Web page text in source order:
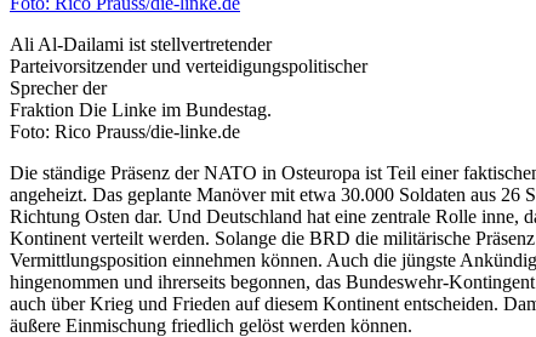
Ali Al-Dailami ist stellvertretender
Parteivorsitzender und verteidigungspolitischer
Sprecher der
Fraktion Die Linke im Bundestag.
Foto: Rico Prauss/die-linke.de
Die ständige Präsenz der NATO in Osteuropa ist Teil einer
angeheizt. Das geplante Manöver mit etwa 30.000 Soldaten aus
Richtung Osten dar. Und Deutschland hat eine zentrale Rolle inne,
Kontinent verteilt werden. Solange die BRD die militärische
Vermittlungsposition einnehmen können. Auch die jüngste
hingenommen und ihrerseits begonnen, das Bundeswehr-
auch über Krieg und Frieden auf diesem Kontinent entscheiden.
äußere Einmischung friedlich gelöst werden können.